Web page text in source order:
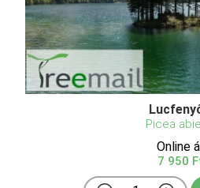
Picea
Online
7 950